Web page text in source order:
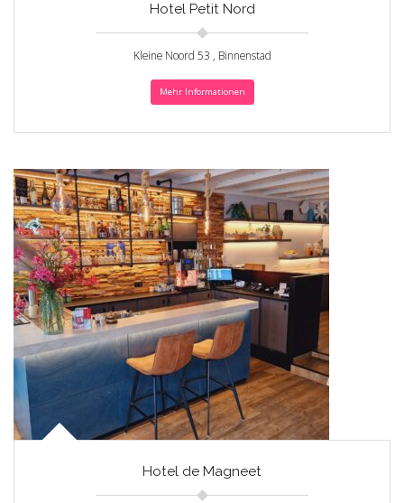
Hotel Petit Nord
Kleine Noord 53 , Binnenstad
Mehr Informationen
Hotel de Magneet